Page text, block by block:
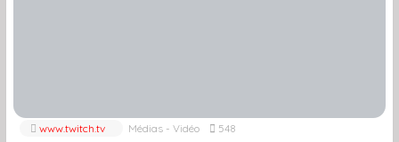
www.twitch.tv Médias - Vidéo 548